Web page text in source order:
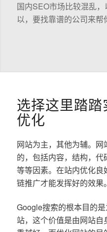
国内SEO市场比较混乱
以，要找靠谱的公司来帮
选择这里踏
优化
网站为主，其他为辅。
的，包括内容，结构，
等等因素。在站内优化
链推广才能发挥好的效果。
Google搜索的根本目的
站，这个价值是由网站